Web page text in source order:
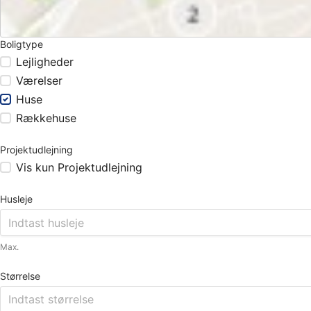
Boligtype
Lejligheder
Værelser
Huse
Rækkehuse
Projektudlejning
Vis kun Projektudlejning
Husleje
Max.
Størrelse